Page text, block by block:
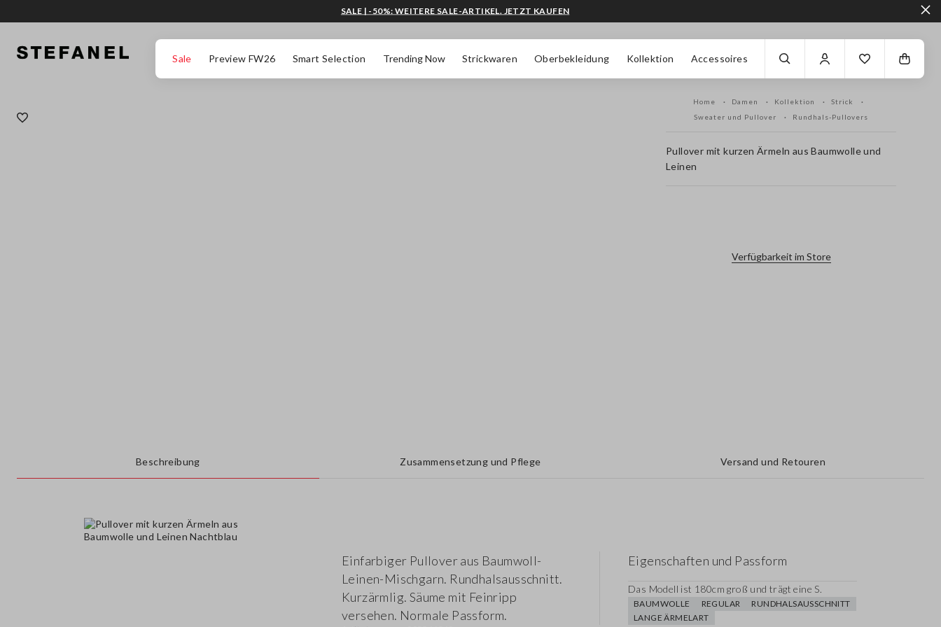
Sale Preview FW26 Smart Selection Trending Now Strickwaren Oberbekleidung Kollektion Accessoires
SALE | -50%: WEITERE SALE-ARTIKEL. JETZT KAUFEN
Home Damen Kollektion
Strick
Sweater und Pullover
Rundhals-Pullovers
Pullover mit kurzen Ärmeln aus Baumwolle und
Leinen
Verfügbarkeit im Store
Beschreibung Zusammensetzung und Pflege Versand und Retouren
Einfarbiger Pullover aus Baumwoll-
Leinen-Mischgarn. Rundhalsausschnitt.
Kurzärmlig. Säume mit Feinripp
versehen. Normale Passform.
Eigenschaften und Passform
Das Modell ist 180cm groß und trägt eine S.
BAUMWOLLE REGULAR
RUNDHALSAUSSCHNITT
LANGE ÄRMELART